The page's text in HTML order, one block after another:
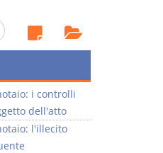
i controlli
dell'atto
l'illecito